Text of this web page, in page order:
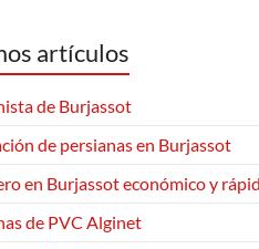
artículos
de Burjassot
de persianas en Burjassot
en Burjassot económico y
de PVC Alginet